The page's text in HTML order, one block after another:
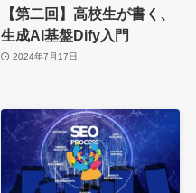
【第二回】高校生が書く、
生成AI基盤Dify入門
2024年7月17日